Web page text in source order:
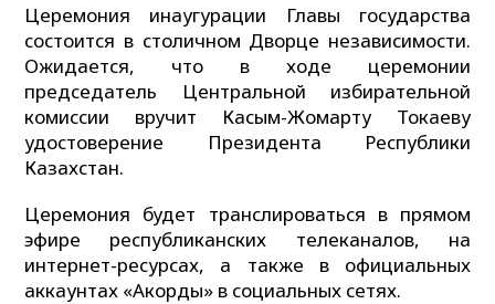
Церемония инаугурации Главы государства
состоится в столичном Дворце независимости.
Ожидается, что в ходе церемонии
председатель Центральной избирательной
комиссии вручит Касым-Жомарту Токаеву
удостоверение Президента Республики
Казахстан.
Церемония будет транслироваться в прямом
эфире республиканских телеканалов, на
интернет-ресурсах, а также в официальных
аккаунтах «Акорды» в социальных сетях.